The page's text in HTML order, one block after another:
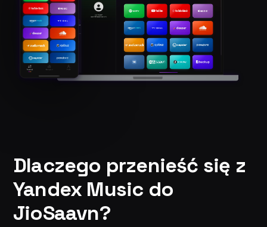
Dlaczego przenieść się z
Yandex Music do
JioSaavn?